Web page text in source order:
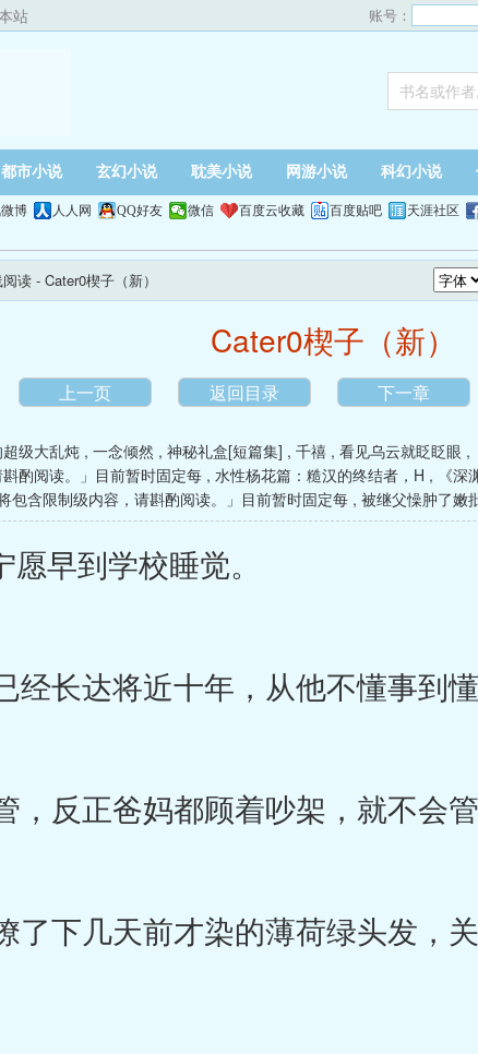
站 账号：
都市小说 玄幻小说 耽美小说 网游小说 科幻小说
博 人人网 QQ好友 微信 百度云收藏 百度贴吧 天涯社区
读 - Cater0楔子（新）
Cater0楔子（新）
上一页 返回目录 下一章
级大乱炖 , 一念倾然 , 神秘礼盒[短篇集] , 千禧 , 看见乌云就眨眨眼 ,
酌阅读。」目前暂时固定每 , 水性杨花篇：糙汉的终结者，H , 《深
包含限制级内容，请斟酌阅读。」目前暂时固定每 , 被继父懆肿了嫩
早到学校睡觉。
长达将近十年，从他不懂事到懂
反正爸妈都顾着吵架，就不会管
下几天前才染的薄荷绿头发，